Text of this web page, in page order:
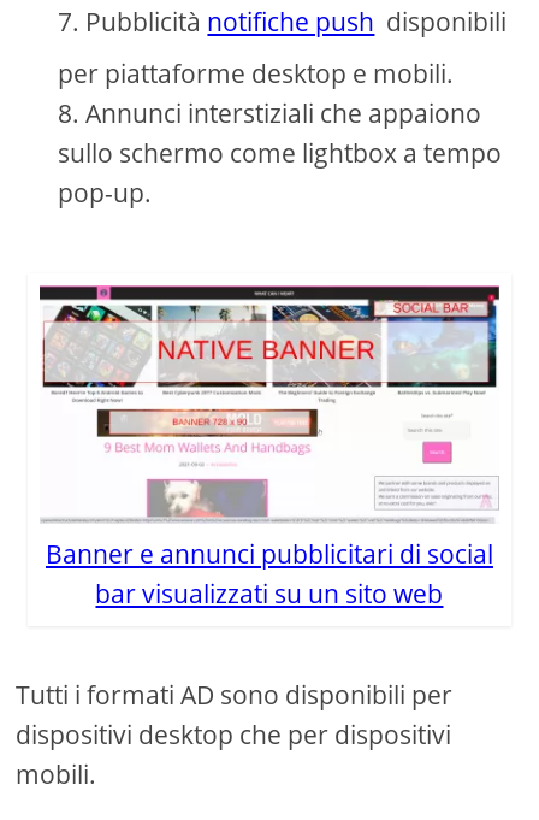
Pubblicità notifiche push disponibili
per piattaforme desktop e mobili.
Annunci interstiziali che appaiono
sullo schermo come lightbox a tempo
pop-up.
Banner e annunci pubblicitari di social
bar visualizzati su un sito web
Tutti i formati AD sono disponibili per
dispositivi desktop che per dispositivi
mobili.